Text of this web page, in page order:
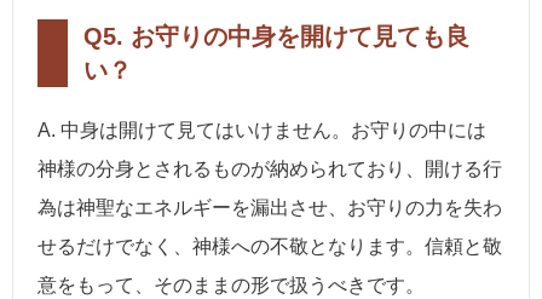
Q5. お守りの中身を開けて見ても良
い？
A. 中身は開けて見てはいけません。お守りの中には
神様の分身とされるものが納められており、開ける行
為は神聖なエネルギーを漏出させ、お守りの力を失わ
せるだけでなく、神様への不敬となります。信頼と敬
意をもって、そのままの形で扱うべきです。